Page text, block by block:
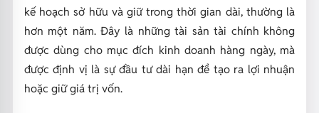
kế hoạch sở hữu và giữ trong thời gian dài, thường là
hơn một năm. Đây là những tài sản tài chính không
được dùng cho mục đích kinh doanh hàng ngày, mà
được định vị là sự đầu tư dài hạn để tạo ra lợi nhuận
hoặc giữ giá trị vốn.